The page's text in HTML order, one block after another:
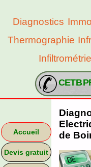
Diagnostics
Thermographie
Infiltrométrie
CETB
Accueil
Devis gratuit
de